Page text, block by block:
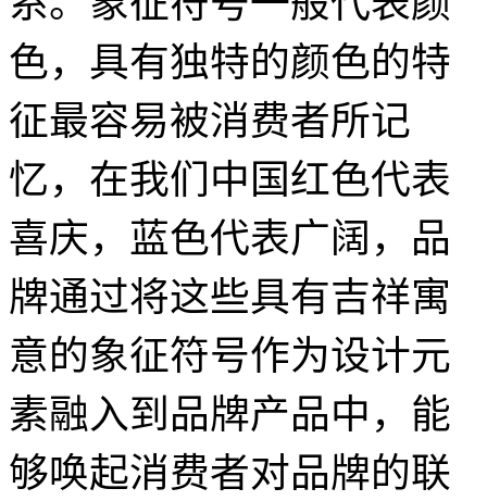
色，具有独特的颜色的特
征最容易被消费者所记
忆，在我们中国红色代表
喜庆，蓝色代表广阔，品
牌通过将这些具有吉祥寓
意的象征符号作为设计元
素融入到品牌产品中，能
够唤起消费者对品牌的联